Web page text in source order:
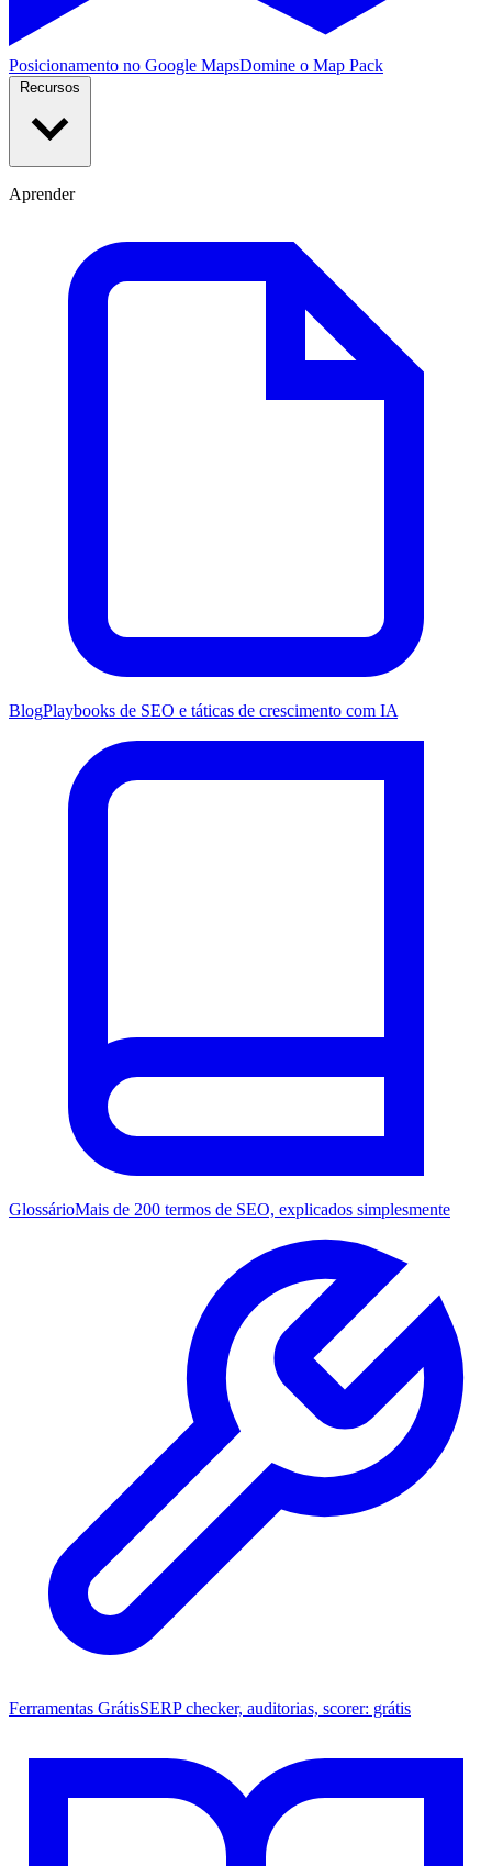
Posicionamento no Google MapsDomine o Map Pack
Aprender
BlogPlaybooks de SEO e táticas de crescimento com IA
GlossárioMais de 200 termos de SEO, explicados simplesmente
Ferramentas GrátisSERP checker, auditorias, scorer: grátis